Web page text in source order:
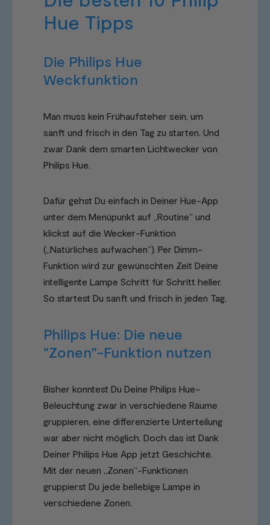
Hue Tipps
Die Philips Hue
Weckfunktion
Man muss kein Frühaufsteher sein, um
sanft und frisch in den Tag zu starten. Und
zwar Dank dem smarten Lichtwecker von
Philips Hue.
Dafür gehst Du einfach in Deiner Hue-App
unter dem Menüpunkt auf „Routine“ und
klickst auf die Wecker-Funktion
(„Natürliches aufwachen“). Per Dimm-
Funktion wird zur gewünschten Zeit Deine
intelligente Lampe Schritt für Schritt heller.
So startest Du sanft und frisch in jeden Tag.
Philips Hue: Die neue
“Zonen”-Funktion nutzen
Bisher konntest Du Deine Philips Hue-
Beleuchtung zwar in verschiedene Räume
gruppieren, eine differenzierte Unterteilung
war aber nicht möglich. Doch das ist Dank
Deiner Philips Hue App jetzt Geschichte.
Mit der neuen „Zonen“-Funktionen
gruppierst Du jede beliebige Lampe in
verschiedene Zonen.